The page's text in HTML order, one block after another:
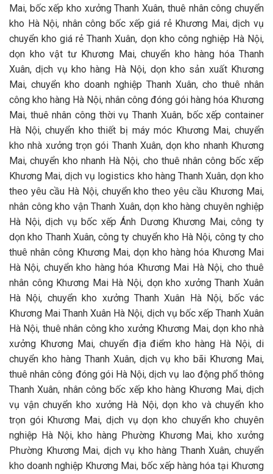
Mai, bốc xếp kho xưởng Thanh Xuân, thuê nhân công chuyển
kho Hà Nội, nhân công bốc xếp giá rẻ Khương Mai, dịch vụ
chuyển kho giá rẻ Thanh Xuân, dọn kho công nghiệp Hà Nội,
dọn kho vật tư Khương Mai, chuyển kho hàng hóa Thanh
Xuân, dịch vụ kho hàng Hà Nội, dọn kho sản xuất Khương
Mai, chuyển kho doanh nghiệp Thanh Xuân, cho thuê nhân
công kho hàng Hà Nội, nhân công đóng gói hàng hóa Khương
Mai, thuê nhân công thời vụ Thanh Xuân, bốc xếp container
Hà Nội, chuyển kho thiết bị máy móc Khương Mai, chuyển
kho nhà xưởng trọn gói Thanh Xuân, dọn kho nhanh Khương
Mai, chuyển kho nhanh Hà Nội, cho thuê nhân công bốc xếp
Khương Mai, dịch vụ logistics kho hàng Thanh Xuân, dọn kho
theo yêu cầu Hà Nội, chuyển kho theo yêu cầu Khương Mai,
nhân công kho vận Thanh Xuân, dọn kho hàng chuyên nghiệp
Hà Nội, dịch vụ bốc xếp Ánh Dương Khương Mai, công ty
dọn kho Thanh Xuân, công ty chuyển kho Hà Nội, công ty cho
thuê nhân công Khương Mai, dọn kho hàng hóa Khương Mai
Hà Nội, chuyển kho hàng hóa Khương Mai Hà Nội, cho thuê
nhân công Khương Mai Hà Nội, dọn kho xưởng Thanh Xuân
Hà Nội, chuyển kho xưởng Thanh Xuân Hà Nội, bốc vác
Khương Mai Thanh Xuân Hà Nội, dịch vụ bốc xếp Thanh Xuân
Hà Nội, thuê nhân công kho xưởng Khương Mai, dọn kho nhà
xưởng Khương Mai, chuyển địa điểm kho hàng Hà Nội, di
chuyển kho hàng Thanh Xuân, dịch vụ kho bãi Khương Mai,
thuê nhân công đóng gói Hà Nội, dịch vụ lao động phổ thông
Thanh Xuân, nhân công bốc xếp kho hàng Khương Mai, dịch
vụ vận chuyển kho xưởng Hà Nội, dọn kho và chuyển kho
trọn gói Khương Mai, dịch vụ dọn kho chuyển kho chuyên
nghiệp Hà Nội, kho hàng Phường Khương Mai, kho xưởng
Phường Khương Mai, dịch vụ kho hàng Thanh Xuân, chuyển
kho doanh nghiệp Khương Mai, bốc xếp hàng hóa tại Khương